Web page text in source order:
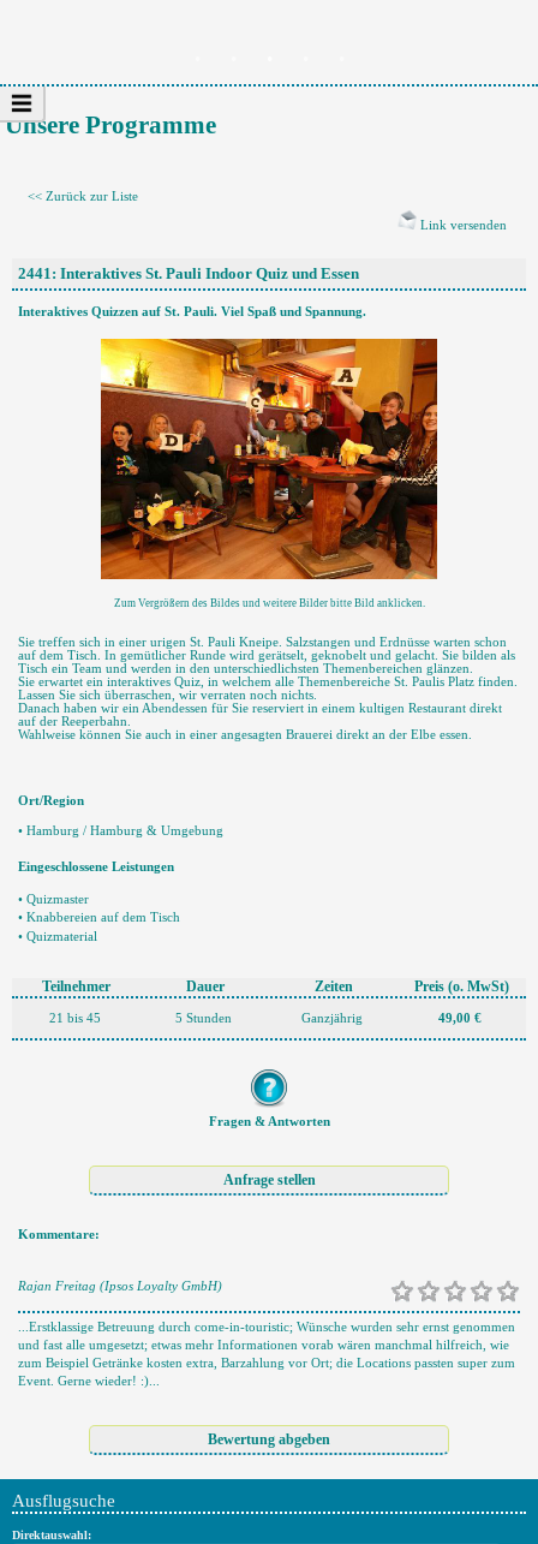
Unsere Programme
<< Zurück zur Liste
Link versenden
2441: Interaktives St. Pauli Indoor Quiz und Essen
Interaktives Quizzen auf St. Pauli. Viel Spaß und Spannung.
Zum Vergrößern des Bildes und weitere Bilder bitte Bild anklicken.
Sie treffen sich in einer urigen St. Pauli Kneipe. Salzstangen und Erdnüsse warten schon
auf dem Tisch. In gemütlicher Runde wird gerätselt, geknobelt und gelacht. Sie bilden als
Tisch ein Team und werden in den unterschiedlichsten Themenbereichen glänzen.
Sie erwartet ein interaktives Quiz, in welchem alle Themenbereiche St. Paulis Platz finden.
Lassen Sie sich überraschen, wir verraten noch nichts.
Danach haben wir ein Abendessen für Sie reserviert in einem kultigen Restaurant direkt
auf der Reeperbahn.
Wahlweise können Sie auch in einer angesagten Brauerei direkt an der Elbe essen.
Ort/Region
• Hamburg / Hamburg & Umgebung
Eingeschlossene Leistungen
• Quizmaster
• Knabbereien auf dem Tisch
• Quizmaterial
Teilnehmer Dauer Zeiten Preis (o. MwSt)
21 bis 45 5 Stunden Ganzjährig 49,00 €
Fragen & Antworten
Kommentare:
Rajan Freitag (Ipsos Loyalty GmbH)
...Erstklassige Betreuung durch come-in-touristic; Wünsche wurden sehr ernst genommen
und fast alle umgesetzt; etwas mehr Informationen vorab wären manchmal hilfreich, wie
zum Beispiel Getränke kosten extra, Barzahlung vor Ort; die Locations passten super zum
Event. Gerne wieder! :)...
Ausflugsuche
Direktauswahl: